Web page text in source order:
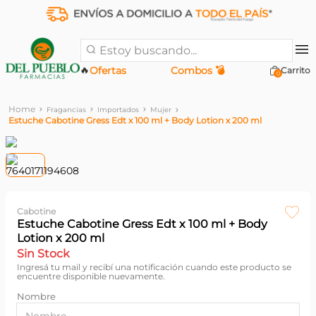
Estoy buscando...
Ofertas
🔥 Combos 💣 0
Fragancias Importados Mujer
Estuche Cabotine Gress Edt x 100 ml + Body Lotion x 200 ml
Cabotine
Estuche Cabotine Gress Edt x 100 ml + Body
Lotion x 200 ml
Sin Stock